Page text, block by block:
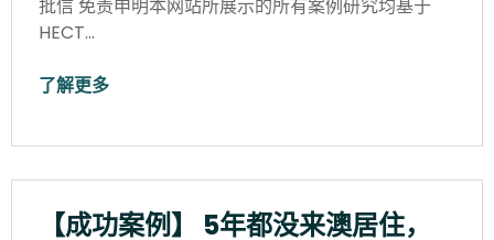
批信 免责申明本网站所展示的所有案例研究均基于
HECT…
了解更多
【成功案例】 5年都没来澳居住，